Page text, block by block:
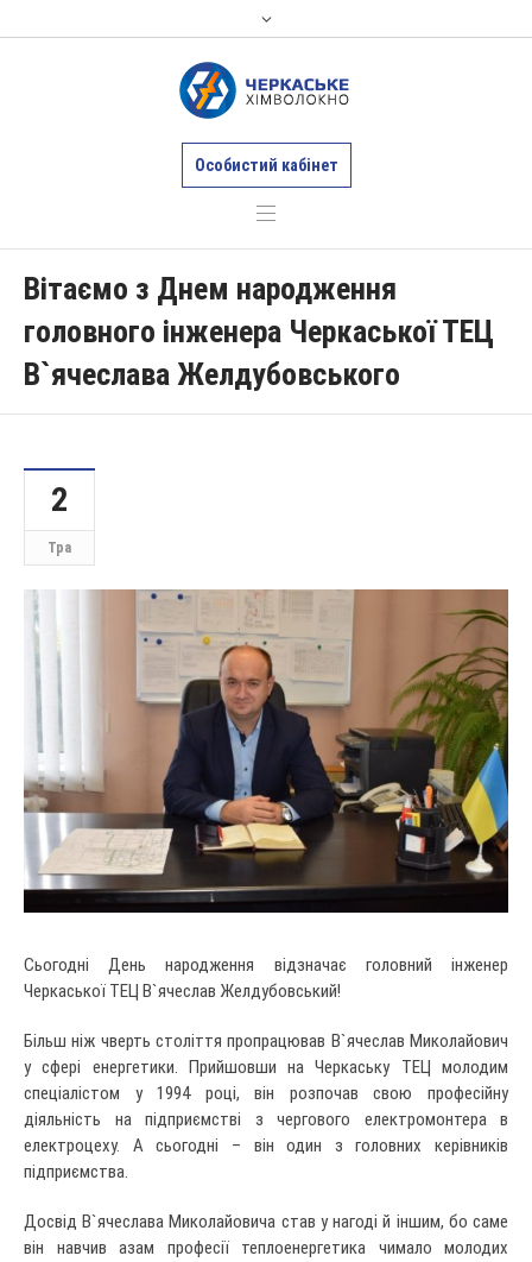
Особистий кабінет
Вітаємо з Днем народження
головного інженера Черкаської ТЕЦ
В`ячеслава Желдубовського
2
Тра
Сьогодні День народження відзначає головний інженер
Черкаської ТЕЦ В`ячеслав Желдубовський!
Більш ніж чверть століття пропрацював В`ячеслав Миколайович
у сфері енергетики. Прийшовши на Черкаську ТЕЦ молодим
спеціалістом у 1994 році, він розпочав свою професійну
діяльність на підприємстві з чергового електромонтера в
електроцеху. А сьогодні – він один з головних керівників
підприємства.
Досвід В`ячеслава Миколайовича став у нагоді й іншим, бо саме
він навчив азам професії теплоенергетика чимало молодих